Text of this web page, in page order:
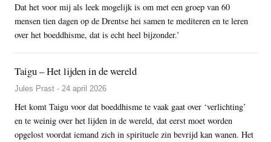
Dat het voor mij als leek mogelijk is om met een groep van 60
mensen tien dagen op de Drentse hei samen te mediteren en te leren
over het boeddhisme, dat is echt heel bijzonder.’
Taigu – Het lijden in de wereld
Jules Prast - 24 april 2026
Het komt Taigu voor dat boeddhisme te vaak gaat over ‘verlichting’
en te weinig over het lijden in de wereld, dat eerst moet worden
opgelost voordat iemand zich in spirituele zin bevrijd kan wanen. Het